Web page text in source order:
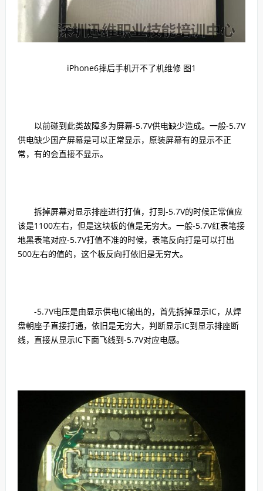
iPhone6摔后手机开不了机维修 图1
以前碰到此类故障多为屏幕-5.7V供电缺少造成。一般-5.7V
供电缺少国产屏幕是可以正常显示，原装屏幕有的显示不正
常，有的会直接不显示。
拆掉屏幕对显示排座进行打值，打到-5.7V的时候正常值应
该是1100左右，但是这块板的值是无穷大。一般-5.7V红表笔接
地黑表笔对应-5.7V打值不准的时候，表笔反向打是可以打出
500左右的值的，这个板反向打依旧是无穷大。
-5.7V电压是由显示供电IC输出的，首先拆掉显示IC，从焊
盘朝座子直接打通，依旧是无穷大，判断显示IC到显示排座断
线，直接从显示IC下面飞线到-5.7V对应电感。